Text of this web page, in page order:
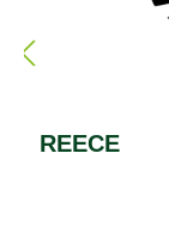
REECE